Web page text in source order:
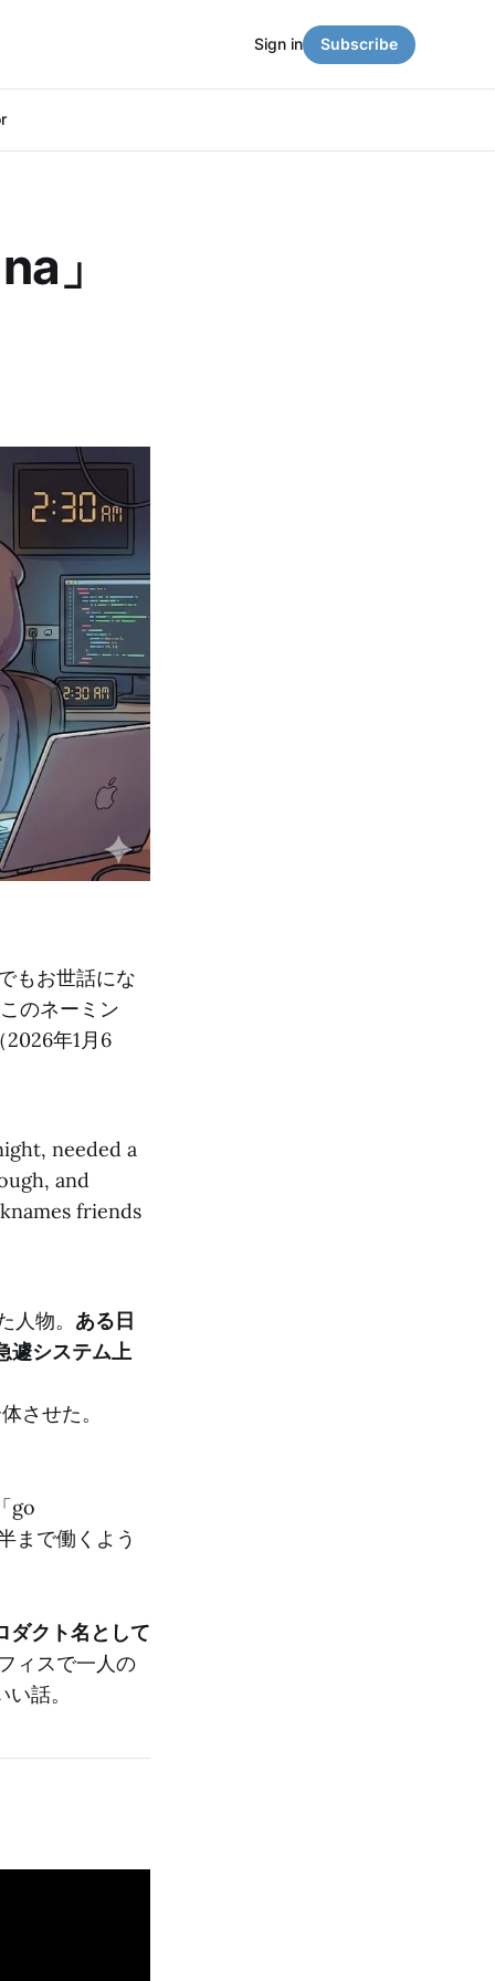
Sign in Subscribe
」
もお世話にな
のネーミン
年1月6
needed a
and
friends
物。 ある日
遽システム上
させた。
go
まで働くよう
ダクト名として
ィスで一人の
話。